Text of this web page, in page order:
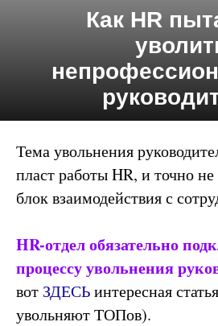
Как HR
Тема увольнения
пласт работы HR, и точно
блок взаимодействия с
HR-отдел обязательно
процессу увольнения
вот ЗДЕСЬинтересная
увольняют ТОПов).